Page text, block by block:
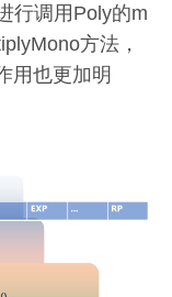
行调用Poly的m
方法，
用也更加明